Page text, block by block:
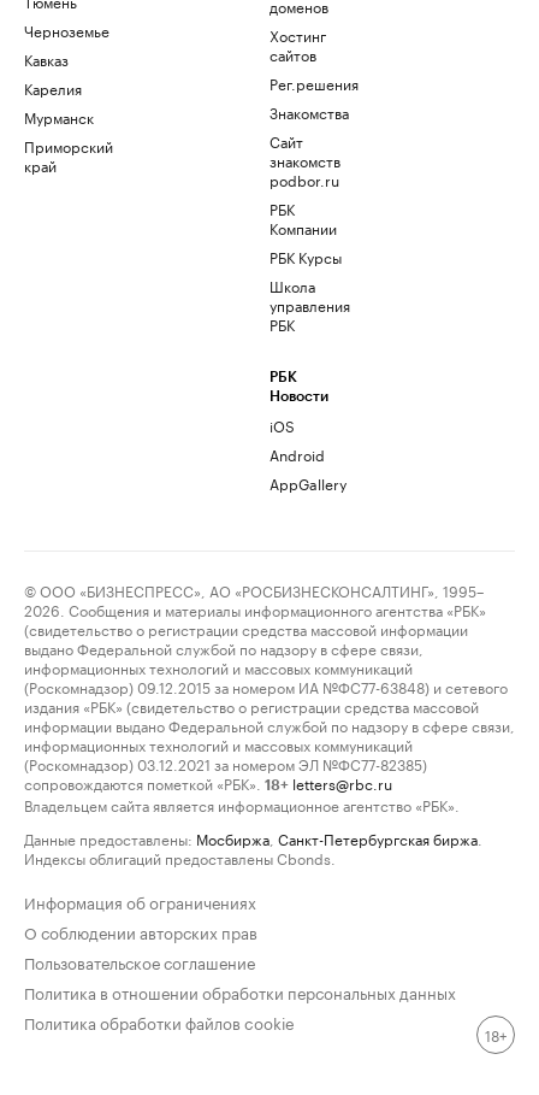
Черноземье
Кавказ
Карелия
Мурманск
Приморский
край
доменов
Хостинг
сайтов
Рег.решения
Знакомства
Сайт
знакомств
podbor.ru
РБК
Компании
РБК Курсы
Школа
управления
РБК
РБК
Новости
iOS
Android
AppGallery
© ООО «БИЗНЕСПРЕСС», АО «РОСБИЗНЕСКОНСАЛТИНГ», 1995–
2026. Сообщения и материалы информационного агентства «РБК»
(свидетельство о регистрации средства массовой информации
выдано Федеральной службой по надзору в сфере связи,
информационных технологий и массовых коммуникаций
(Роскомнадзор) 09.12.2015 за номером ИА №ФС77-63848) и сетевого
издания «РБК» (свидетельство о регистрации средства массовой
информации выдано Федеральной службой по надзору в сфере связи,
информационных технологий и массовых коммуникаций
(Роскомнадзор) 03.12.2021 за номером ЭЛ №ФС77-82385)
сопровождаются пометкой «РБК».
18+ letters@rbc.ru
Владельцем сайта является информационное агентство «РБК».
Данные предоставлены: Мосбиржа Санкт-Петербургская биржа
Индексы облигаций предоставлены Cbonds.
Информация об ограничениях
О соблюдении авторских прав
Пользовательское соглашение
Политика в отношении обработки персональных данных
Политика обработки файлов cookie
18+